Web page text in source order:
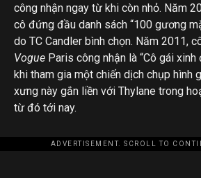
công nhận ngay từ khi còn nhỏ. Năm
cô đứng đầu danh sách “100 gương
do TC Candler bình chọn. Năm 2011,
Vogue Paris công nhận là “Cô gái
khi tham gia một chiến dịch chụp hình
xưng này gắn liền với Thylane trong
từ đó tới nay.
ADVERTISEMENT. SCROLL TO